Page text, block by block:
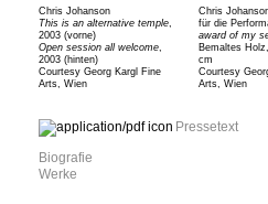
Chris Johanson
This is an alternative temple
2003 (vorne)
Open session all welcome
2003 (hinten)
Courtesy Georg Kargl Fine
Arts, Wien
Chris
für die
award of my
Bemaltes
cm
Courtesy
Arts, Wien
Pressetext
Biografie
Werke